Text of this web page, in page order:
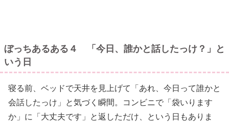
ぼっちあるある４ 「今日、誰かと話したっけ？」と
いう日
寝る前、ベッドで天井を見上げて「あれ、今日って誰かと
会話したっけ」と気づく瞬間。コンビニで「袋いります
か」に「大丈夫です」と返しただけ、という日もありま